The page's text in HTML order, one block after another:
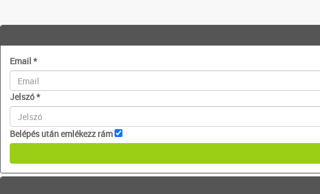
Email *
Jelszó*
Belépés után emlékezz rám